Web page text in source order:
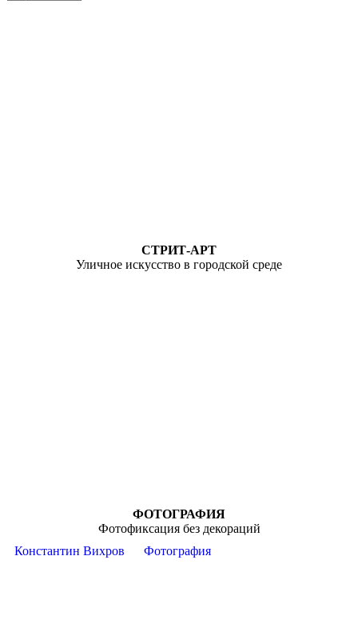
СТРИТ-АРТ
Уличное искусство в городской среде
ФОТОГРАФИЯ
Фотофиксация без декораций
Константин Вихров
Фотография